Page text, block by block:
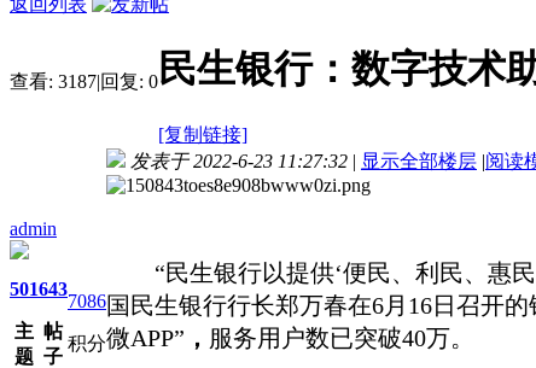
查看: 3187|回复: 0民生银行：数字技术
[复制链接]
admin
501
主
题
643
帖
子
7086
积分
发表于 2022-6-23 11:27:32 | 显示全部楼层 |阅读
“民生银行以提供‘便民、利民、惠民
国民生银行行长郑万春在6月16日召开
微APP” ， 服务用户数已突破40万。